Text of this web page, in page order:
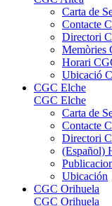
Carta de
Contacte
Directori
Memòries
Horari
Ubicació
CGC Elche
CGC Elche
Carta de
Contacte
Directori
(Español)
Ubicación
CGC Orihuela
CGC Orihuela